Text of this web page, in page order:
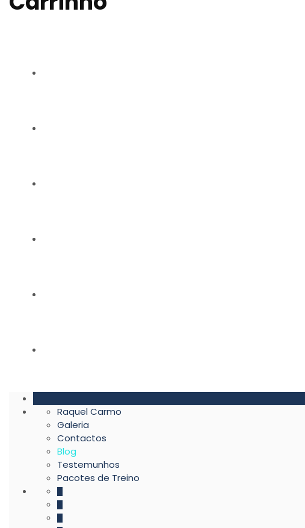
Raquel Carmo
Galeria
Contactos
Blog
Testemunhos
Pacotes de Treino